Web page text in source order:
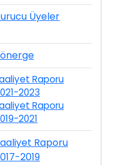
Üyeler
Raporu
2023
Raporu
2021
Raporu
2019